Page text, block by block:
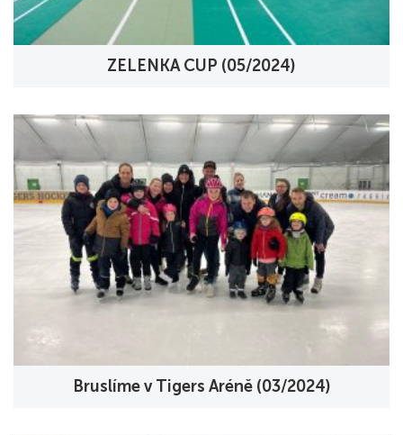
ZELENKA CUP (05/2024)
Bruslíme v Tigers Aréně (03/2024)